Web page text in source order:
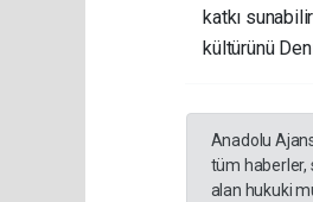
katkı
kültürünü
Anadolu
tüm haberler,
alan hukuki